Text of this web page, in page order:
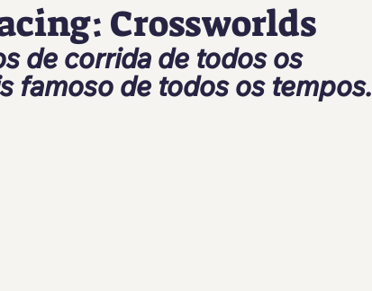
Crossworlds
de corrida de todos os
famoso de todos os tempos.